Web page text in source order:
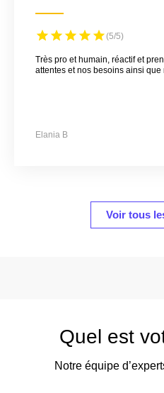
(5/5)
Très pro et humain, réactif et
attentes et nos besoins ainsi que
Elania B
Voir tous
Quel est
Notre équipe